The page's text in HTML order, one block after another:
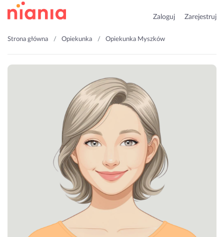
Zaloguj Zarejestruj
Strona główna Opiekunka Opiekunka Myszków